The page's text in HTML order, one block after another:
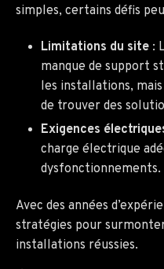
simples, certains défis
Limitations du site :
manque de support
les installations,
de trouver des
Exigences
charge électrique
dysfonctionnements.
Avec des années
stratégies pour
installations réussies.